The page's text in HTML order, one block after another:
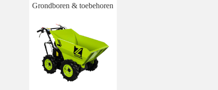
Grondboren & toebehoren